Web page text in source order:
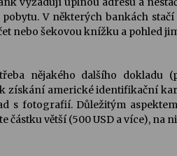
V některých bankách
nebo šekovou knížku a pohled
nějakého dalšího dokladu
k získání americké identifikační
s fotografií. Důležitým
částku větší (500 USD a více), na